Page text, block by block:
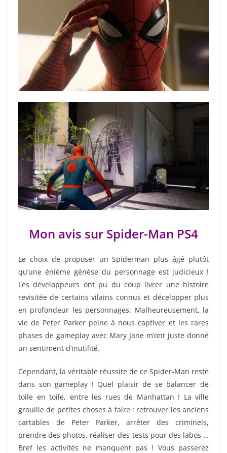
Mon avis sur Spider-Man PS4
Le choix de proposer un Spiderman plus âgé plutôt
qu’une énième génèse du personnage est judicieux !
Les développeurs ont pu du coup livrer une histoire
revisitée de certains vilains connus et décelopper plus
en profondeur les personnages. Malheureusement, la
vie de Peter Parker peine à nous captiver et les rares
phases de gameplay avec Mary Jane m’ont juste donné
un sentiment d’inutilité.
Cependant, la véritable réussite de ce Spider-Man reste
dans son gameplay ! Quel plaisir de se balancer de
toile en toile, entre les rues de Manhattan ! La ville
grouille de petites choses à faire : retrouver les anciens
cartables de Peter Parker, arrêter des criminels,
prendre des photos, réaliser des tests pour des labos …
Bref les activités ne manquent pas ! Vous passerez